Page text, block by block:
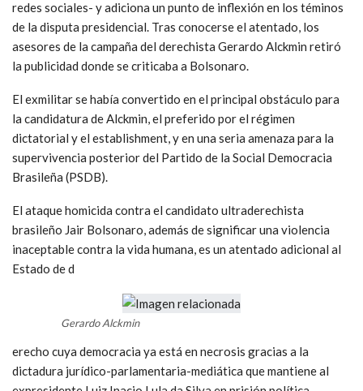
redes sociales- y adiciona un punto de inflexión en los téminos
de la disputa presidencial. Tras conocerse el atentado, los
asesores de la campaña del derechista Gerardo Alckmin retiró
la publicidad donde se criticaba a Bolsonaro.
El exmilitar se había convertido en el principal obstáculo para
la candidatura de Alckmin, el preferido por el régimen
dictatorial y el establishment, y en una seria amenaza para la
supervivencia posterior del Partido de la Social Democracia
Brasileña (PSDB).
El ataque homicida contra el candidato ultraderechista
brasileño Jair Bolsonaro, además de significar una violencia
inaceptable contra la vida humana, es un atentado adicional al
Estado de d
Gerardo Alckmin
erecho cuya democracia ya está en necrosis gracias a la
dictadura jurídico-parlamentaria-mediática que mantiene al